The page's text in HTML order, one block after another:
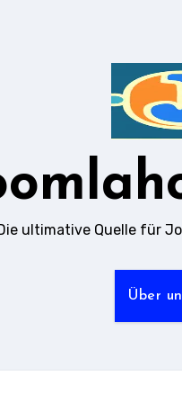
ultimative Quelle für
Über